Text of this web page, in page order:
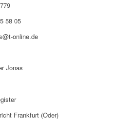
58 05
online.de
Jonas
Frankfurt (Oder)